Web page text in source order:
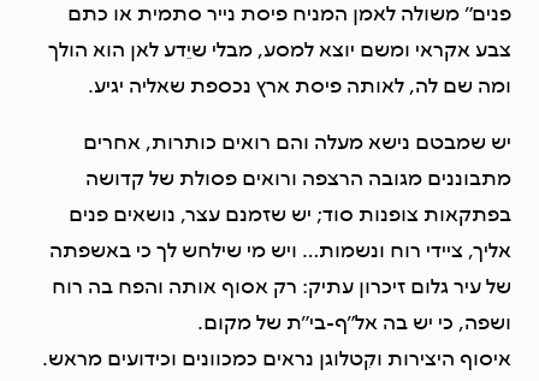
פנים” משולה לאמן המניח פיסת נייר סתמית או כתם
צבע אקראי ומשם יוצא למסע, מבלי שיֵדע לאן הוא הולך
ומה שם לה, לאותה פיסת ארץ נכספת שאליה יגיע.
יש שמבטם נישא מעלה והם רואים כותרות, אחרים
מתבוננים מגובה הרצפה ורואים פסולת של קדושה
בפתקאות צופנות סוד; יש שזמנם עצר, נושאים פנים
אליך, ציידי רוח ונשמות… ויש מי שילחש לך כי באשפתה
של עיר גלום זיכרון עתיק: רק אסוף אותה והפח בה רוח
ושפה, כי יש בה אל”ף-בי”ת של מקום.
איסוף היצירות וקִטלוגן נראים כמכוונים וכידועים מראש.